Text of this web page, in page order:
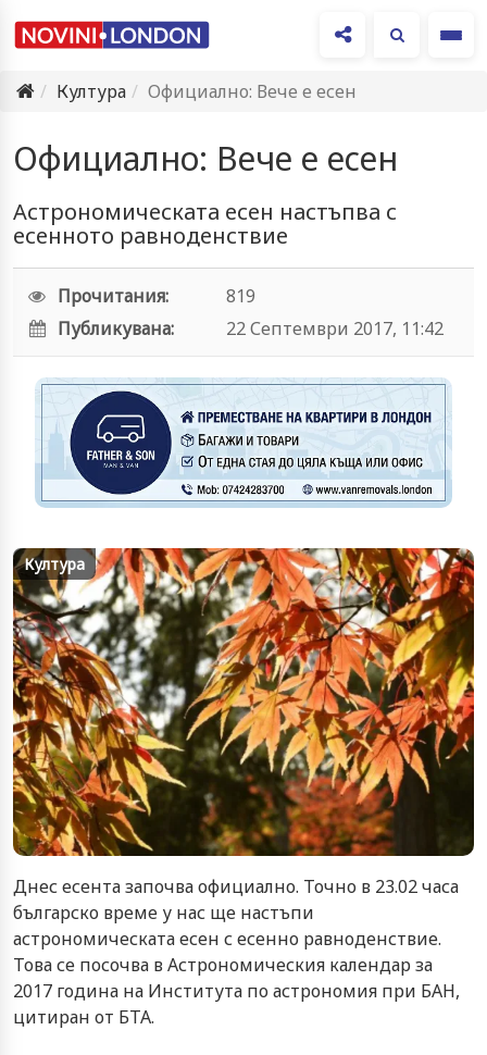
Култура
Официално: Вече е есен
Официално: Вече е есен
Астрономическата есен настъпва с
есенното равноденствие
Прочитания:
819
Публикувана:
22 Септември 2017, 11:42
Култура
Днес есента започва официално. Точно в 23.02 часа
българско време у нас ще настъпи
астрономическата есен с есенно равноденствие.
Това се посочва в Астрономическия календар за
2017 година на Института по астрономия при БАН,
цитиран от БТА.